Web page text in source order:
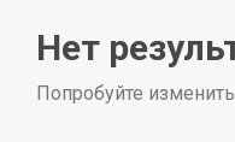
Нет
Попробуйте